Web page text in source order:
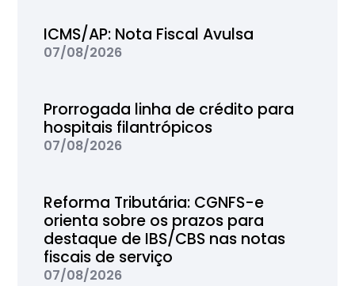
ICMS/AP: Nota Fiscal Avulsa
07/08/2026
Prorrogada linha de crédito para
hospitais filantrópicos
07/08/2026
Reforma Tributária: CGNFS-e
orienta sobre os prazos para
destaque de IBS/CBS nas notas
fiscais de serviço
07/08/2026